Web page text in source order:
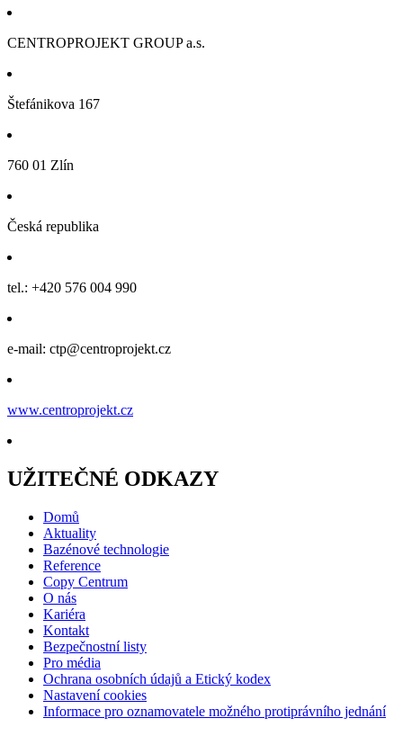
CENTROPROJEKT GROUP a.s.
Štefánikova 167
760 01 Zlín
Česká republika
tel.: +420 576 004 990
e-mail: ctp@centroprojekt.cz
www.centroprojekt.cz
UŽITEČNÉ ODKAZY
Domů
Aktuality
Bazénové technologie
Reference
Copy Centrum
O nás
Kariéra
Kontakt
Bezpečnostní listy
Pro média
Ochrana osobních údajů a Etický kodex
Nastavení cookies
Informace pro oznamovatele možného protiprávního jednání